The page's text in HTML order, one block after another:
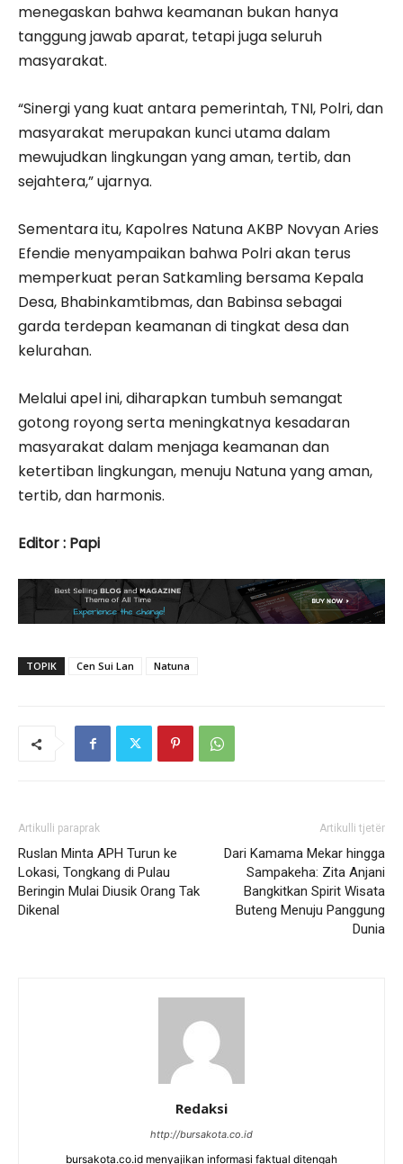
menegaskan bahwa keamanan bukan hanya
tanggung jawab aparat, tetapi juga seluruh
masyarakat.
“Sinergi yang kuat antara pemerintah, TNI, Polri, dan
masyarakat merupakan kunci utama dalam
mewujudkan lingkungan yang aman, tertib, dan
sejahtera,” ujarnya.
Sementara itu, Kapolres Natuna AKBP Novyan Aries
Efendie menyampaikan bahwa Polri akan terus
memperkuat peran Satkamling bersama Kepala
Desa, Bhabinkamtibmas, dan Babinsa sebagai
garda terdepan keamanan di tingkat desa dan
kelurahan.
Melalui apel ini, diharapkan tumbuh semangat
gotong royong serta meningkatnya kesadaran
masyarakat dalam menjaga keamanan dan
ketertiban lingkungan, menuju Natuna yang aman,
tertib, dan harmonis.
Editor : Papi
TOPIK Cen Sui Lan Natuna
Artikulli paraprak
Ruslan Minta APH Turun ke
Lokasi, Tongkang di Pulau
Beringin Mulai Diusik Orang Tak
Dikenal
Artikulli tjetër
Dari Kamama Mekar hingga
Sampakeha: Zita Anjani
Bangkitkan Spirit Wisata
Buteng Menuju Panggung
Dunia
Redaksi
http://bursakota.co.id
bursakota.co.id menyajikan informasi faktual ditengah